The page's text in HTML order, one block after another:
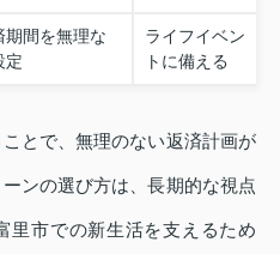
期間を無理な
定
ライフイベン
トに備える
とで、無理のない返済計画が
ンの選び方は、長期的な視点
里市での新生活を支えるため